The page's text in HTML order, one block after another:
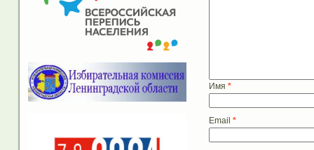
Имя *
Email *